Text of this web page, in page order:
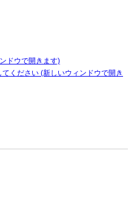
ドウで開きます)
ください (新しいウィンドウで開き